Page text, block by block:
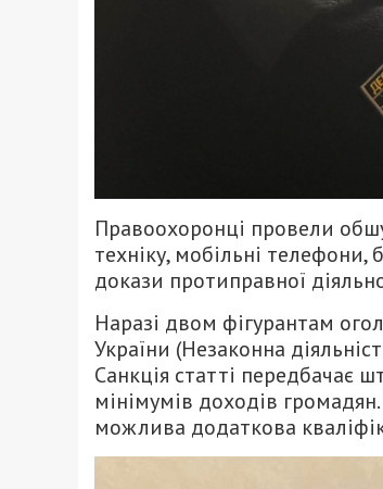
Правоохоронці провели
техніку, мобільні телефони,
докази протиправної
Наразі двом фігурантам
України (Незаконна
Санкція статті передбачає
мінімумів доходів
можлива додаткова